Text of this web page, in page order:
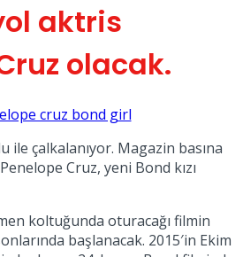
aktris
olacak.
ile çalkalanıyor. Magazin basına
Cruz, yeni Bond kızı
koltuğunda oturacağı filmin
başlanacak. 2015′in Ekim